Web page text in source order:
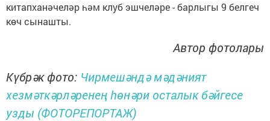
китапханәчеләр һәм клуб эшчеләре - барлыгы 9 белгеч
көч сынашты.
Автор фотолары
Күбрәк фото: Чирмешәндә мәдәният
хезмәткәрләренең һөнәри осталык бәйгесе
узды (ФОТОРЕПОРТАЖ)